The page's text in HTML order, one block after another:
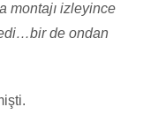
montajı izleyince
de ondan